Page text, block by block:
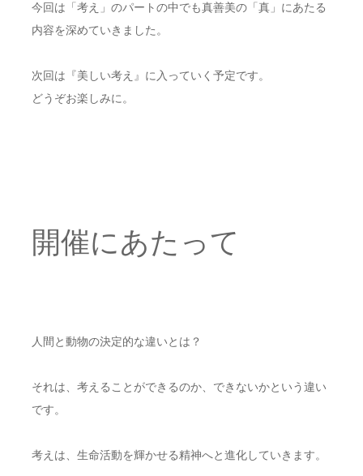
今回は「考え」のパートの中でも真善美の「真」にあたる
内容を深めていきました。
次回は『美しい考え』に入っていく予定です。
どうぞお楽しみに。
開催にあたって
人間と動物の決定的な違いとは？
それは、考えることができるのか、できないかという違い
です。
考えは、生命活動を輝かせる精神へと進化していきます。